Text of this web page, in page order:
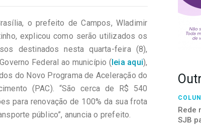
o prefeito de Campos, Wladimir
explicou como serão utilizados os
destinados nesta quarta-feira (8),
Federal ao município (leia aqui),
do Novo Programa de Aceleração do
(PAC). “São cerca de R$ 540
para renovação de 100% da sua frota
público”, anuncia o prefeito.
Rede
SJB